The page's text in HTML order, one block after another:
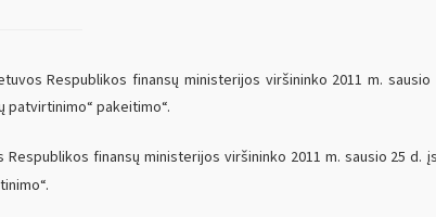
Respublikos finansų ministerijos viršininko 2011 m.
pakeitimo“.
finansų ministerijos viršininko 2011 m. sausio 25 d.